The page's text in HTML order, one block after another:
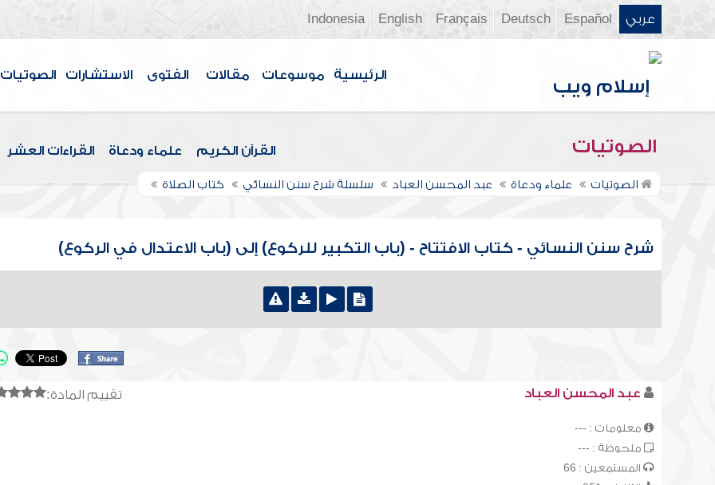
عربي Español
Deutsch
Français
English
Indonesia
الرئيسية موسوعات مقالات الفتوى الاستشارات الصوتيات
الصوتيات القرآن الكريم علماء ودعاة القراءات العشر
الصوتيات علماء ودعاة عبد المحسن العباد سلسلة شرح سنن النسائي كتاب الصلاة
شرح سنن النسائي - كتاب الافتتاح - (باب التكبير للركوع) إلى (باب الاعتدال في الركوع)
تقييم المادة: عبد المحسن العباد
معلومات : ---
ملحوظة : ---
المستمعين : 66